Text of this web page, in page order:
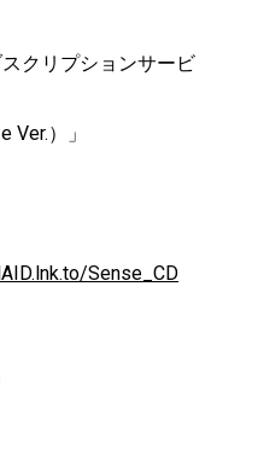
クリプションサービ
Ver.）」
Sense_CD